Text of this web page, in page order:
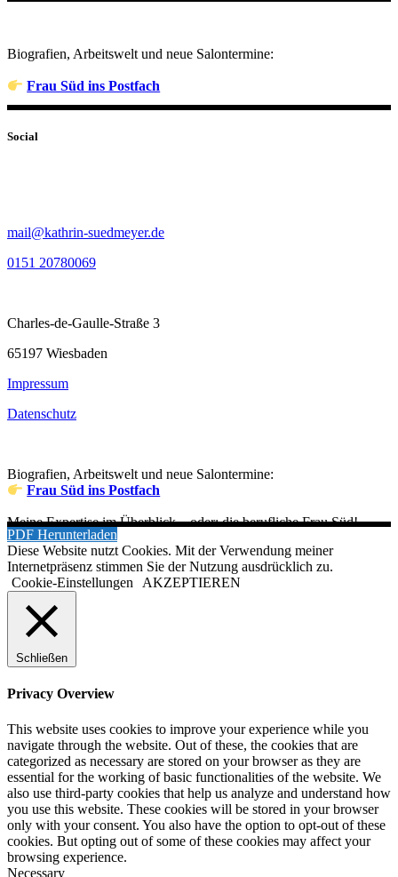
Biografien, Arbeitswelt und neue Salontermine:
Frau Süd ins Postfach
Social
mail@kathrin-suedmeyer.de
0151 20780069
Charles-de-Gaulle-Straße 3
65197 Wiesbaden
Impressum
Datenschutz
Biografien, Arbeitswelt und neue Salontermine:
Frau Süd ins Postfach
Meine Expertise im Überblick – oder: die berufliche Frau Süd!
PDF Herunterladen
Diese Website nutzt Cookies. Mit der Verwendung meiner
Internetpräsenz stimmen Sie der Nutzung ausdrücklich zu.
Cookie-Einstellungen
AKZEPTIEREN
Schließen
Privacy Overview
This website uses cookies to improve your experience while you
navigate through the website. Out of these, the cookies that are
categorized as necessary are stored on your browser as they are
essential for the working of basic functionalities of the website. We
also use third-party cookies that help us analyze and understand how
you use this website. These cookies will be stored in your browser
only with your consent. You also have the option to opt-out of these
cookies. But opting out of some of these cookies may affect your
browsing experience.
Necessary